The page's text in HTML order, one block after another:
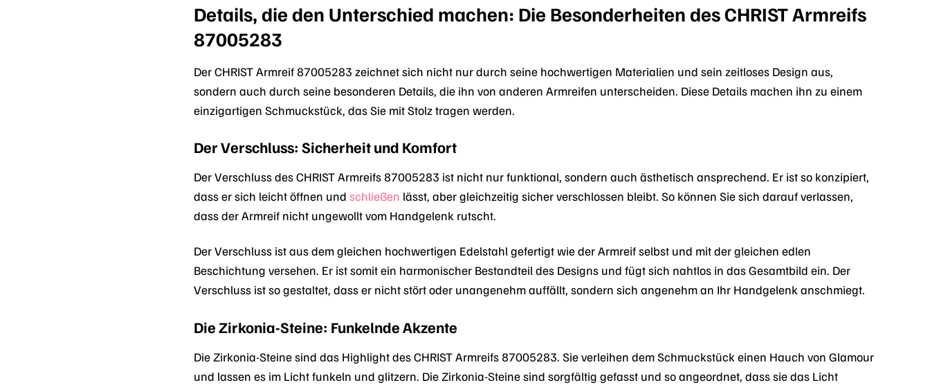
Details, die den Unterschied machen: Die Besonderheiten des CHRIST Armreifs
87005283
Der CHRIST Armreif 87005283 zeichnet sich nicht nur durch seine hochwertigen Materialien und sein zeitloses Design aus,
sondern auch durch seine besonderen Details, die ihn von anderen Armreifen unterscheiden. Diese Details machen ihn zu einem
einzigartigen Schmuckstück, das Sie mit Stolz tragen werden.
Der Verschluss: Sicherheit und Komfort
Der Verschluss des CHRIST Armreifs 87005283 ist nicht nur funktional, sondern auch ästhetisch ansprechend. Er ist so konzipiert,
dass er sich leicht öffnen undschließen lässt, aber gleichzeitig sicher verschlossen bleibt. So können Sie sich darauf verlassen,
dass der Armreif nicht ungewollt vom Handgelenk rutscht.
Der Verschluss ist aus dem gleichen hochwertigen Edelstahl gefertigt wie der Armreif selbst und mit der gleichen edlen
Beschichtung versehen. Er ist somit ein harmonischer Bestandteil des Designs und fügt sich nahtlos in das Gesamtbild ein. Der
Verschluss ist so gestaltet, dass er nicht stört oder unangenehm auffällt, sondern sich angenehm an Ihr Handgelenk anschmiegt.
Die Zirkonia-Steine: Funkelnde Akzente
Die Zirkonia-Steine sind das Highlight des CHRIST Armreifs 87005283. Sie verleihen dem Schmuckstück einen Hauch von Glamour
und lassen es im Licht funkeln und glitzern. Die Zirkonia-Steine sind sorgfältig gefasst und so angeordnet, dass sie das Licht